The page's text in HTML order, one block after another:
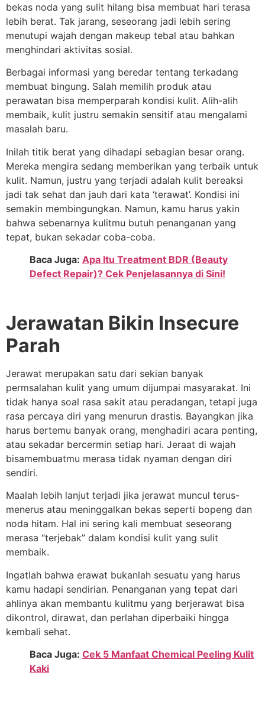
bekas noda yang sulit hilang bisa membuat hari terasa
lebih berat. Tak jarang, seseorang jadi lebih sering
menutupi wajah dengan makeup tebal atau bahkan
menghindari aktivitas sosial.
Berbagai informasi yang beredar tentang terkadang
membuat bingung. Salah memilih produk atau
perawatan bisa memperparah kondisi kulit. Alih-alih
membaik, kulit justru semakin sensitif atau mengalami
masalah baru.
Inilah titik berat yang dihadapi sebagian besar orang.
Mereka mengira sedang memberikan yang terbaik untuk
kulit. Namun, justru yang terjadi adalah kulit bereaksi
jadi tak sehat dan jauh dari kata ‘terawat’. Kondisi ini
semakin membingungkan. Namun, kamu harus yakin
bahwa sebenarnya kulitmu butuh penanganan yang
tepat, bukan sekadar coba-coba.
Baca Juga: Apa Itu Treatment BDR (Beauty
Defect Repair)? Cek Penjelasannya di Sini!
Jerawatan Bikin Insecure
Parah
Jerawat merupakan satu dari sekian banyak
permsalahan kulit yang umum dijumpai masyarakat. Ini
tidak hanya soal rasa sakit atau peradangan, tetapi juga
rasa percaya diri yang menurun drastis. Bayangkan jika
harus bertemu banyak orang, menghadiri acara penting,
atau sekadar bercermin setiap hari. Jeraat di wajah
bisamembuatmu merasa tidak nyaman dengan diri
sendiri.
Maalah lebih lanjut terjadi jika jerawat muncul terus-
menerus atau meninggalkan bekas seperti bopeng dan
noda hitam. Hal ini sering kali membuat seseorang
merasa “terjebak” dalam kondisi kulit yang sulit
membaik.
Ingatlah bahwa erawat bukanlah sesuatu yang harus
kamu hadapi sendirian. Penanganan yang tepat dari
ahlinya akan membantu kulitmu yang berjerawat bisa
dikontrol, dirawat, dan perlahan diperbaiki hingga
kembali sehat.
Baca Juga: Cek 5 Manfaat Chemical Peeling Kulit
Kaki